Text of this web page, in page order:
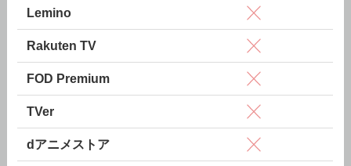
Lemino
Rakuten TV
FOD Premium
TVer
dアニメストア